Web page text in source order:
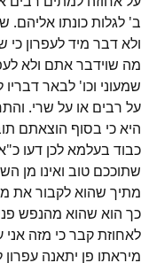
ב' לגלות כונתו
ולא דבר מיד לעפרון כי
מה שוידבר אתם ולא
שמעוני וכו' לבאר
על רבים או על שרי.
היא כי בסוף הוצאתם
כבוד בעלמא לכן דעו
שתוככם טוב ואינו מן
מתיך שהוא לקבור את
כך הוא שהוא מהנפש
לאחוזת קבר כי מזה אני
מיראתו פן יתאנה